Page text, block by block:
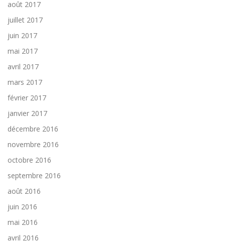
août 2017
juillet 2017
juin 2017
mai 2017
avril 2017
mars 2017
février 2017
janvier 2017
décembre 2016
novembre 2016
octobre 2016
septembre 2016
août 2016
juin 2016
mai 2016
avril 2016